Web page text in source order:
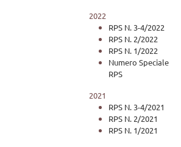
2022
RPS N. 3-4/2022
RPS N. 2/2022
RPS N. 1/2022
Numero Speciale
RPS
2021
RPS N. 3-4/2021
RPS N. 2/2021
RPS N. 1/2021